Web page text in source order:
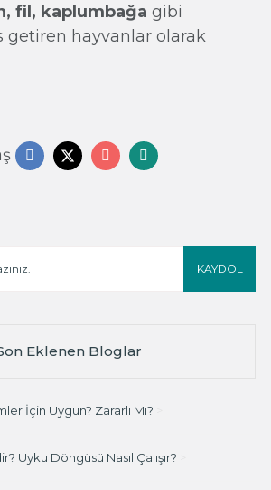
fil, kaplumbağa gibi
getiren hayvanlar olarak
KAYDOL
Eklenen Bloglar
İçin Uygun? Zararlı Mı?
Uyku Döngüsü Nasıl Çalışır?